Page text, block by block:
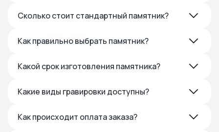
Сколько стоит стандартный памятник?
Как правильно выбрать памятник?
Какой срок изготовления памятника?
Какие виды гравировки доступны?
Как происходит оплата заказа?